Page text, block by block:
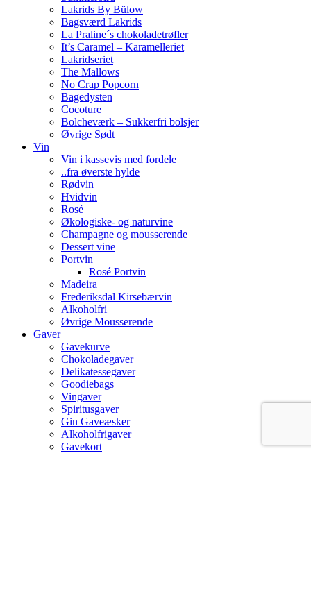
Lakrids By Bülow
Bagsværd Lakrids
La Praline´s chokoladetrøfler
It’s Caramel – Karamelleriet
Lakridseriet
The Mallows
No Crap Popcorn
Bagedysten
Cocoture
Bolcheværk – Sukkerfri bolsjer
Øvrige Sødt
Vin
Vin i kassevis med fordele
..fra øverste hylde
Rødvin
Hvidvin
Rosé
Økologiske- og naturvine
Champagne og mousserende
Dessert vine
Portvin
Rosé Portvin
Madeira
Frederiksdal Kirsebærvin
Alkoholfri
Øvrige Mousserende
Gaver
Gavekurve
Chokoladegaver
Delikatessegaver
Goodiebags
Vingaver
Spiritusgaver
Gin Gaveæsker
Alkoholfrigaver
Gavekort